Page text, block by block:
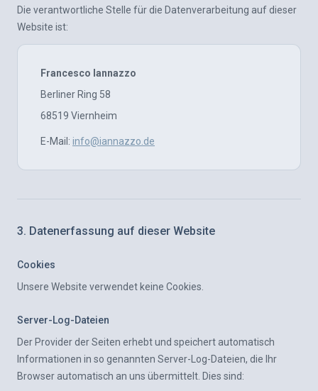
Die verantwortliche Stelle für die Datenverarbeitung auf dieser
Website ist:
Francesco Iannazzo
Berliner Ring 58
68519 Viernheim
E-Mail: info@iannazzo.de
3. Datenerfassung auf dieser Website
Cookies
Unsere Website verwendet keine Cookies.
Server-Log-Dateien
Der Provider der Seiten erhebt und speichert automatisch
Informationen in so genannten Server-Log-Dateien, die Ihr
Browser automatisch an uns übermittelt. Dies sind: